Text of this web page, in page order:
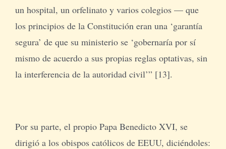
un hospital, un orfelinato y varios colegios — que
los principios de la Constitución eran una ‘garantía
segura’ de que su ministerio se ‘gobernaría por sí
mismo de acuerdo a sus propias reglas optativas, sin
la interferencia de la autoridad civil’” [13].
Por su parte, el propio Papa Benedicto XVI, se
dirigió a los obispos católicos de EEUU, diciéndoles: